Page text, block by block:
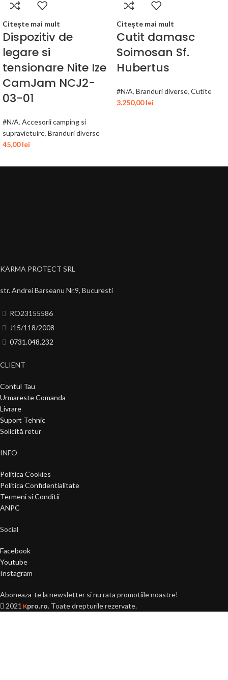
Citește mai mult
Dispozitiv de
legare si
tensionare Nite Ize
CamJam NCJ2-
03-01
#N/A, Accesorii camping si
supravietuire, Branduri diverse
45,00lei
Citește mai mult
Cutit damasc
Soimosan Sf.
Hubertus
#N/A, Branduri diverse, Cutite
3.250,00lei
KARMA PROTECT SRL
str. Andrei Barseanu Nr.9, Bucuresti
RO23155586
J15/118/2008
0731.048.232
CLIENT
Contul Tau
Urmareste Comanda
Livrare
Suport Tehnic
Solicită retur
INFO
Politica Cookies
Politica Confidentialitate
Termeni si Conditii
ANPC
Social
Facebook
Youtube
Instagram
Aboneaza-te la newsletter si nu rata promotiile noastre!
2021 Kpro.ro. Toate drepturile rezervate.